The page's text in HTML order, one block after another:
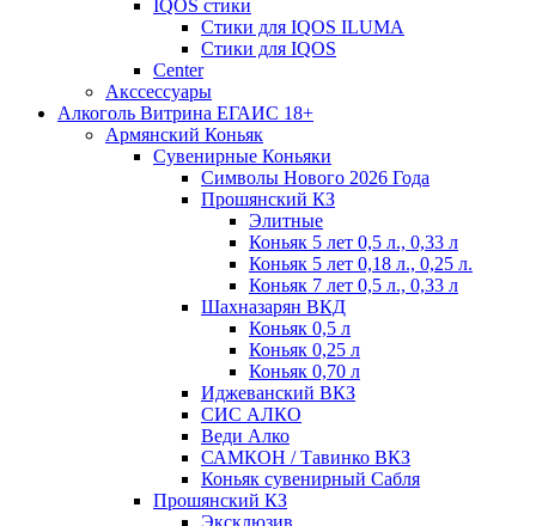
IQOS стики
Стики для IQOS ILUMA
Стики для IQOS
Сenter
Акссессуары
Алкоголь Витрина ЕГАИС 18+
Армянский Коньяк
Сувенирные Коньяки
Символы Нового 2026 Года
Прошянский КЗ
Элитные
Коньяк 5 лет 0,5 л., 0,33 л
Коньяк 5 лет 0,18 л., 0,25 л.
Коньяк 7 лет 0,5 л., 0,33 л
Шахназарян ВКД
Коньяк 0,5 л
Коньяк 0,25 л
Коньяк 0,70 л
Иджеванский ВКЗ
СИС АЛКО
Веди Алко
САМКОН / Тавинко ВКЗ
Коньяк сувенирный Сабля
Прошянский КЗ
Эксклюзив